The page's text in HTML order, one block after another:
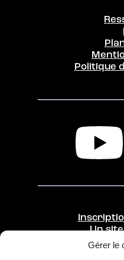
Gérer le
Politique
Un